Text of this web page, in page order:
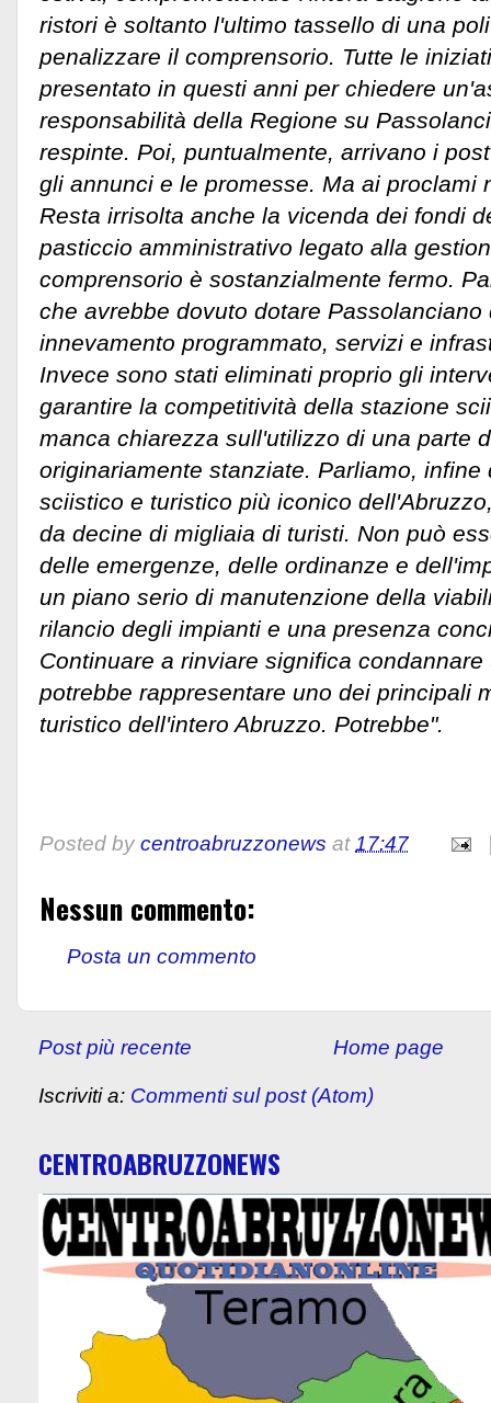
ristori è soltanto l'ultimo tassello di una
penalizzare il comprensorio. Tutte le
presentato in questi anni per chiedere
responsabilità della Regione su
respinte. Poi, puntualmente, arrivano i
gli annunci e le promesse. Ma ai
Resta irrisolta anche la vicenda dei fondi
pasticcio amministrativo legato alla
comprensorio è sostanzialmente fermo.
che avrebbe dovuto dotare
innevamento programmato, servizi e
Invece sono stati eliminati proprio gli
garantire la competitività della stazione
manca chiarezza sull'utilizzo di una parte
originariamente stanziate. Parliamo, infine
sciistico e turistico più iconico
da decine di migliaia di turisti. Non può
delle emergenze, delle ordinanze e
un piano serio di manutenzione della
rilancio degli impianti e una presenza
Continuare a rinviare significa
potrebbe rappresentare uno dei principali
turistico dell'intero Abruzzo. Potrebbe".
Posted by centroabruzzonews at17:47
Nessun commento:
Posta un commento
Post più recente Home page
Iscriviti a: Commenti sul post (Atom)
CENTROABRUZZONEWS